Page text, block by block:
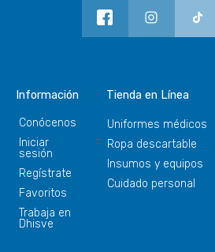
Información
Conócenos
Iniciar
sesión
Regístrate
Favoritos
Trabaja en
Dhisve
Tienda en Línea
Uniformes médicos
Ropa descartable
Insumos y equipos
Cuidado personal